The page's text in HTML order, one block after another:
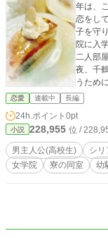
年は、
恋をし
子を守
院に入
二人部
夜、千
うため
光明を
愛。 主人公は一貫して自認男ですが物語のほとんどを女装し
ている
死、毒
（BSS
す。 全
恋愛 連載中 長編
24h.ポイント 0pt
小説 228,955 位 /
男主人公(高校生) シリ
女学院
寮の同室 幼